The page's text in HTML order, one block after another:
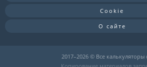
Cookie
О сайте
2017–2026 © Все калькуляторы